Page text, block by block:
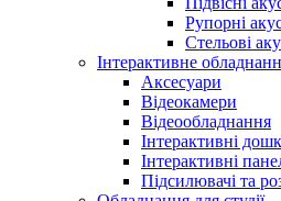
Рупорні
Стельові
Інтерактивне
Аксесуари
Відеокамери
Відеообладнання
Інтерактивні
Інтерактивні
Підсилювачі та